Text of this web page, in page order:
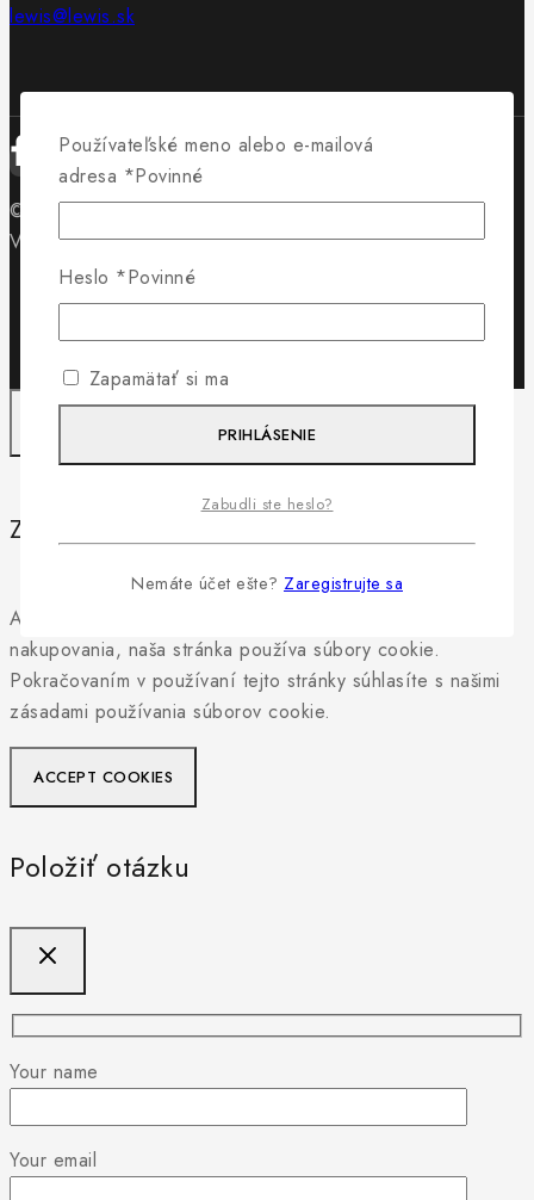
lewis@lewis.sk
© 2026 Obuv Lewis - WordPress Theme byAvanam
VytvoriloByteminds
Záleží nám na vašom súkromí
Aby sme vám mohli poskytnúť personalizovaný zážitok z
nakupovania, naša stránka používa súbory cookie.
Pokračovaním v používaní tejto stránky súhlasíte s našimi
zásadami používania súborov cookie.
ACCEPT COOKIES
Položiť otázku
Your name
Your email
Používateľské meno alebo e-mailová
adresa *Povinné
Heslo *Povinné
Zapamätať si ma
PRIHLÁSENIE
Zabudli ste heslo?
Nemáte účet ešte? Zaregistrujte sa